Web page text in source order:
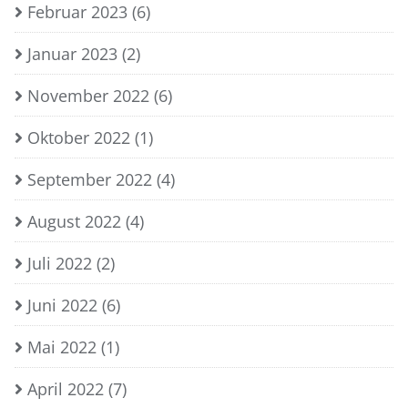
Februar 2023 (6)
Januar 2023 (2)
November 2022 (6)
Oktober 2022 (1)
September 2022 (4)
August 2022 (4)
Juli 2022 (2)
Juni 2022 (6)
Mai 2022 (1)
April 2022 (7)